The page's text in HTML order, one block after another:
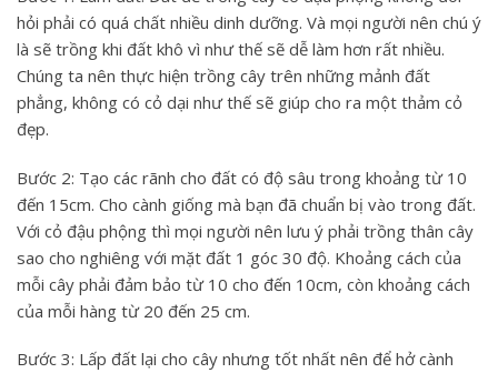
hỏi phải có quá chất nhiều dinh dưỡng. Và mọi người nên chú ý
là sẽ trồng khi đất khô vì như thế sẽ dễ làm hơn rất nhiều.
Chúng ta nên thực hiện trồng cây trên những mảnh đất
phẳng, không có cỏ dại như thế sẽ giúp cho ra một thảm cỏ
đẹp.
Bước 2: Tạo các rãnh cho đất có độ sâu trong khoảng từ 10
đến 15cm. Cho cành giống mà bạn đã chuẩn bị vào trong đất.
Với cỏ đậu phộng thì mọi người nên lưu ý phải trồng thân cây
sao cho nghiêng với mặt đất 1 góc 30 độ. Khoảng cách của
mỗi cây phải đảm bảo từ 10 cho đến 10cm, còn khoảng cách
của mỗi hàng từ 20 đến 25 cm.
Bước 3: Lấp đất lại cho cây nhưng tốt nhất nên để hở cành